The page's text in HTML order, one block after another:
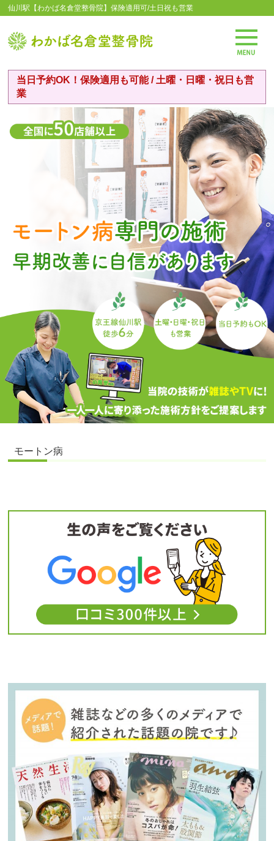
仙川駅【わかば名倉堂整骨院】保険適用可/土日祝も営業
当日予約OK！保険適用も可能 / 土曜・日曜・祝日も営
業
モートン病